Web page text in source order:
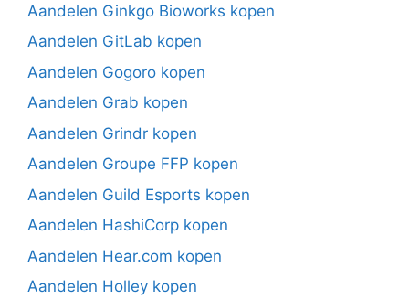
Aandelen Ginkgo Bioworks kopen
Aandelen GitLab kopen
Aandelen Gogoro kopen
Aandelen Grab kopen
Aandelen Grindr kopen
Aandelen Groupe FFP kopen
Aandelen Guild Esports kopen
Aandelen HashiCorp kopen
Aandelen Hear.com kopen
Aandelen Holley kopen